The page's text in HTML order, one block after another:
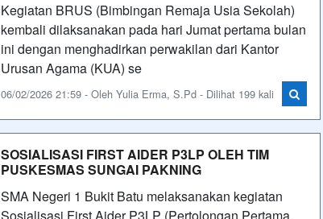
Kegiatan BRUS (Bimbingan Remaja Usia Sekolah)
kembali dilaksanakan pada hari Jumat pertama bulan
ini dengan menghadirkan perwakilan dari Kantor
Urusan Agama (KUA) se
06/02/2026 21:59 - Oleh Yulia Erma, S.Pd - Dilihat 199 kali
SOSIALISASI FIRST AIDER P3LP OLEH TIM
PUSKESMAS SUNGAI PAKNING
SMA Negeri 1 Bukit Batu melaksanakan kegiatan